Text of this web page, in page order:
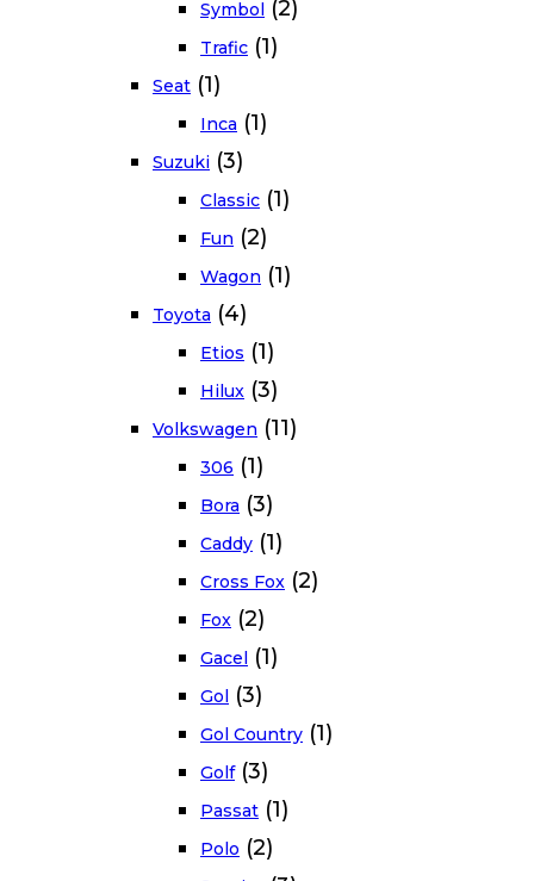
Symbol (2)
Trafic (1)
Seat (1)
Inca (1)
Suzuki (3)
Classic (1)
Fun (2)
Wagon (1)
Toyota (4)
Etios (1)
Hilux (3)
Volkswagen (11)
306 (1)
Bora (3)
Caddy (1)
Cross Fox (2)
Fox (2)
Gacel (1)
Gol (3)
Gol Country (1)
Golf (3)
Passat (1)
Polo (2)